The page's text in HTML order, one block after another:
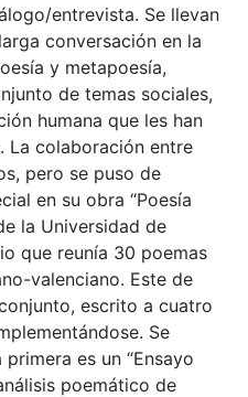
entrevista. Se llevan
conversación en la
y metapoesía,
de temas sociales,
humana que les han
La colaboración entre
pero se puso de
en su obra “Poesía
la Universidad de
que reunía 30 poemas
valenciano. Este de
escrito a cuatro
Se
es un “Ensayo
poemático de